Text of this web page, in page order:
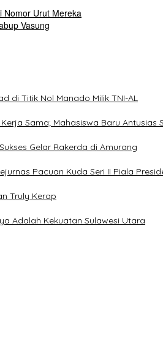
Nomor Urut Mereka
Vasung
di Titik Nol Manado Milik TNI-AL
Sama; Mahasiswa Baru
Gelar Rakerda di Amurang
Pacuan Kuda Seri II Piala
Truly Kerap
Adalah Kekuatan Sulawesi Utara